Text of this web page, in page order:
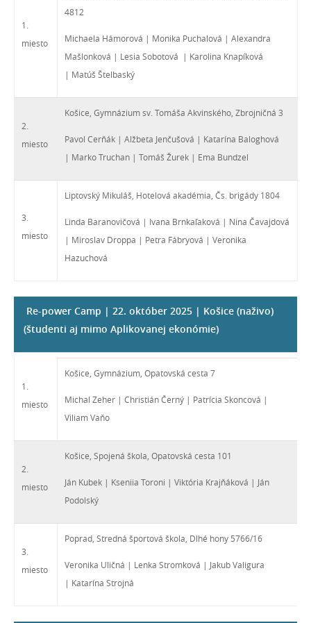
1.
miesto
4812
Michaela Hámorová | Monika Puchalová | Alexandra
Mašlonková | Lesia Sobotová | Karolina Knapíková
| Matúš Štelbaský
2.
miesto
Košice, Gymnázium sv. Tomáša Akvinského, Zbrojničná 3
Pavol Cerňák | Alžbeta Jenčušová | Katarína Baloghová
| Marko Truchan | Tomáš Žurek | Ema Bundzel
3.
miesto
Liptovský Mikuláš, Hotelová akadémia, Čs. brigády 1804
Linda Baranovičová | Ivana Brnkaľaková | Nina Čavajdová
| Miroslav Droppa | Petra Fábryová | Veronika
Hazuchová
Re-power Camp | 22. október 2025 | Košice (naživo)
(študenti aj mimo Aplikovanej ekonómie)
1.
miesto
Košice, Gymnázium, Opatovská cesta 7
Michal Zeher | Christián Černý | Patrícia Skoncová |
Viliam Vaňo
2.
miesto
Košice, Spojená škola, Opatovská cesta 101
Ján Kubek | Kseniia Toroni | Viktória Krajňáková | Ján
Podolský
3.
miesto
Poprad, Stredná športová škola, Dlhé hony 5766/16
Veronika Uličná | Lenka Stromková | Jakub Valigura
| Katarína Strojná